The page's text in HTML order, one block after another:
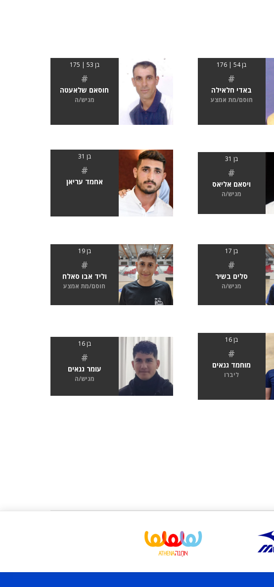
בן 54 | 176
#
באדי חלאילה
חוסם/מת אמצע
בן 53 | 175
#
חוסאם שלאעטה
מגיש/ה
בן 31
#
ויסאם אליאס
מגיש/ה
בן 31
#
אחמד עריאן
בן 17
#
סלים בשיר
מגיש/ה
בן 19
#
וליד אבו סאלח
חוסם/מת אמצע
בן 16
#
מוחמד גנאים
ליברו
בן 16
#
עומר גנאים
מגיש/ה